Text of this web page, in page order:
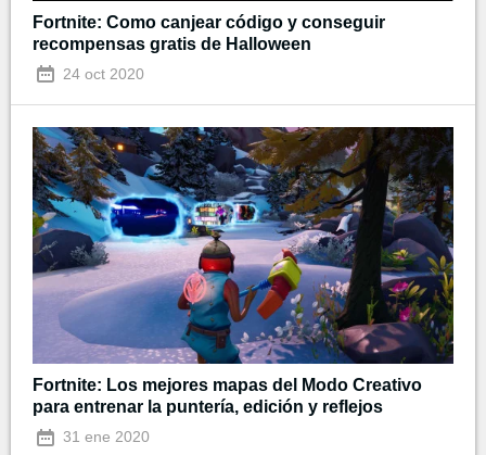
Fortnite: Como canjear código y conseguir
recompensas gratis de Halloween
24 oct 2020
Fortnite: Los mejores mapas del Modo Creativo
para entrenar la puntería, edición y reflejos
31 ene 2020